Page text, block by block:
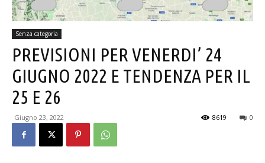
Senza categoria
PREVISIONI PER VENERDI’ 24
GIUGNO 2022 E TENDENZA PER IL
25 E 26
Giugno 23, 2022 0
8619